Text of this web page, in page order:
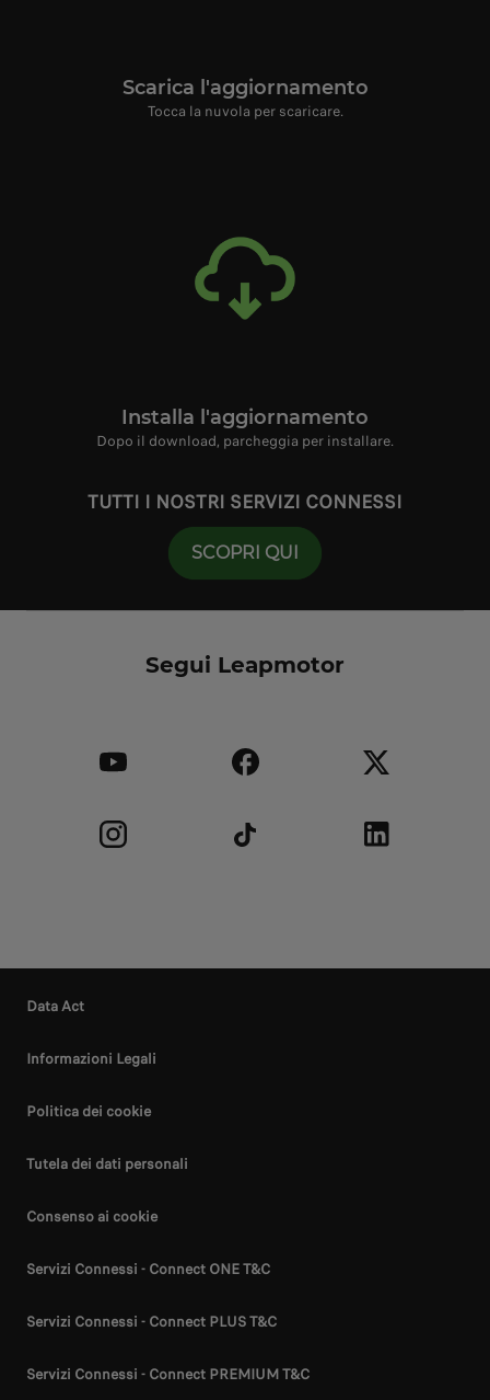
Scarica l'aggiornamento
Tocca la nuvola per scaricare.
Installa l'aggiornamento
Dopo il download, parcheggia per installare.
TUTTI I NOSTRI SERVIZI CONNESSI
SCOPRI QUI
Segui Leapmotor
Data Act
Informazioni Legali
Politica dei cookie
Tutela dei dati personali
Consenso ai cookie
Servizi Connessi - Connect ONE T&C
Servizi Connessi - Connect PLUS T&C
Servizi Connessi - Connect PREMIUM T&C